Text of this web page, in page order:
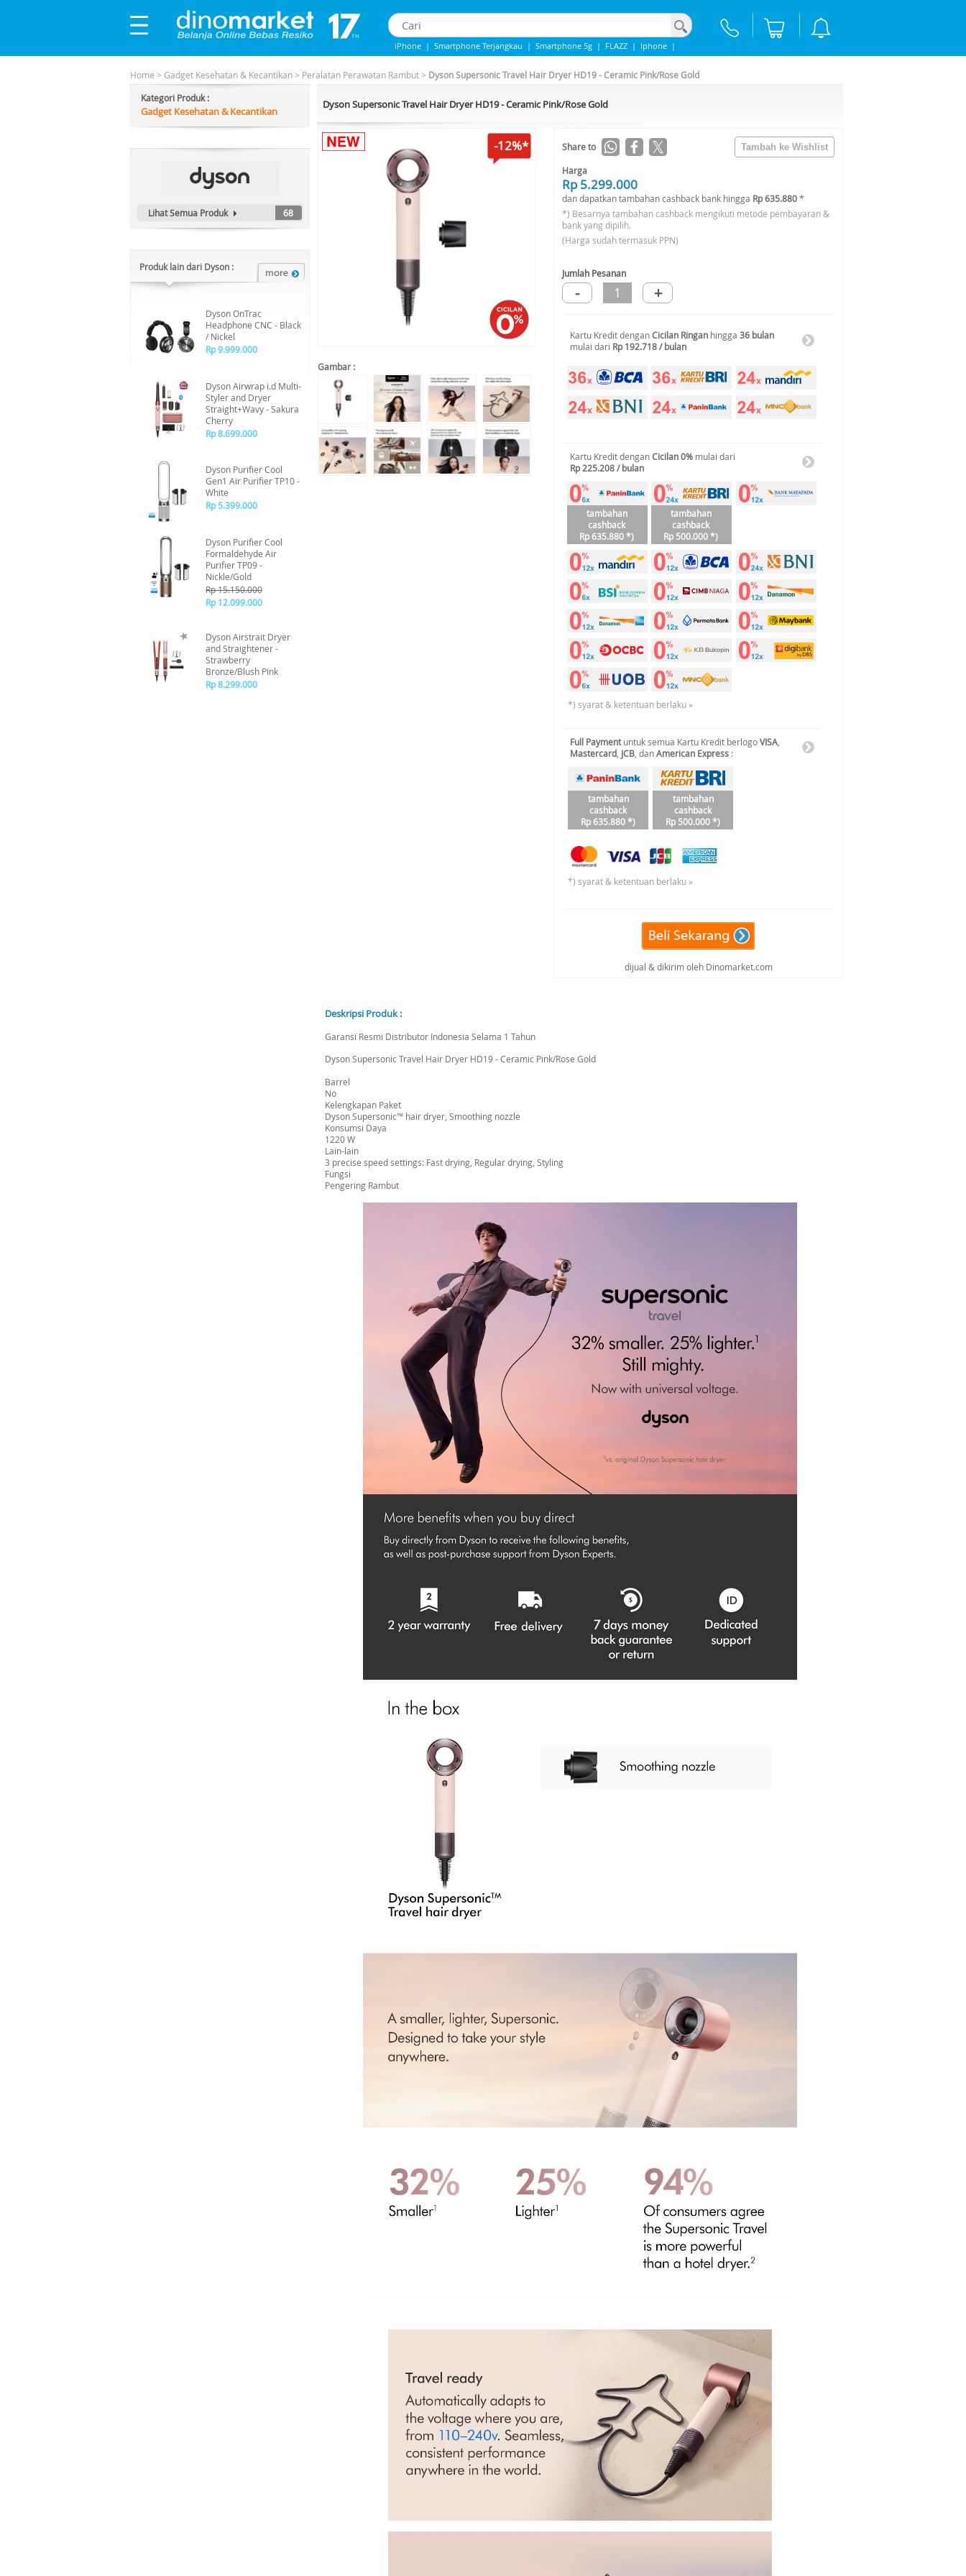
iPhone | Smartphone Terjangkau | Smartphone 5g | FLAZZ | Iphone |
Home > Gadget Kesehatan & Kecantikan> Peralatan Perawatan Rambut> Dyson Supersonic Travel Hair Dryer HD19 - Ceramic Pink/Rose Gold
Kategori Produk :
Gadget Kesehatan & Kecantikan
Lihat Semua Produk 68
Produk lain dari Dyson :
Dyson OnTrac
Headphone CNC - Black
/ Nickel
Rp 9.999.000
Dyson Airwrap i.d Multi-
Styler and Dryer
Straight+Wavy - Sakura
Cherry
Rp 8.699.000
Dyson Purifier Cool
Gen1 Air Purifier TP10 -
White
Rp 5.399.000
Dyson Purifier Cool
Formaldehyde Air
Purifier TP09 -
Nickle/Gold
Rp 15.150.000
Rp 12.099.000
Dyson Airstrait Dryer
and Straightener -
Strawberry
Bronze/Blush Pink
Rp 8.299.000
Dyson Supersonic Travel Hair Dryer HD19 - Ceramic Pink/Rose Gold
-12%*
Gambar :
Share to
Harga
Rp 5.299.000
dan dapatkan tambahan cashback bank hingga Rp 635.880*
*) Besarnya tambahan cashback mengikuti metode pembayaran &
bank yang dipilih.
(Harga sudah termasuk PPN)
Jumlah Pesanan
- 1 +
Kartu Kredit denganCicilan Ringan hingga 36 bulan
mulai dari Rp 192.718 / bulan
Kartu Kredit denganCicilan 0% mulai dari
Rp 225.208 / bulan
tambahan
cashback
Rp 635.880 *)
tambahan
cashback
Rp 500.000 *)
*) syarat & ketentuan berlaku »
Full Paymentuntuk semua Kartu Kredit berlogoVISA
Mastercard JCB , danAmerican Express :
tambahan
cashback
Rp 635.880 *)
tambahan
cashback
Rp 500.000 *)
*) syarat & ketentuan berlaku »
dijual & dikirim oleh Dinomarket.com
Deskripsi Produk :
Garansi Resmi Distributor Indonesia Selama 1 Tahun
Dyson Supersonic Travel Hair Dryer HD19 - Ceramic Pink/Rose Gold
Barrel
No
Kelengkapan Paket
Dyson Supersonic™ hair dryer, Smoothing nozzle
Konsumsi Daya
1220 W
Lain-lain
3 precise speed settings: Fast drying, Regular drying, Styling
Fungsi
Pengering Rambut